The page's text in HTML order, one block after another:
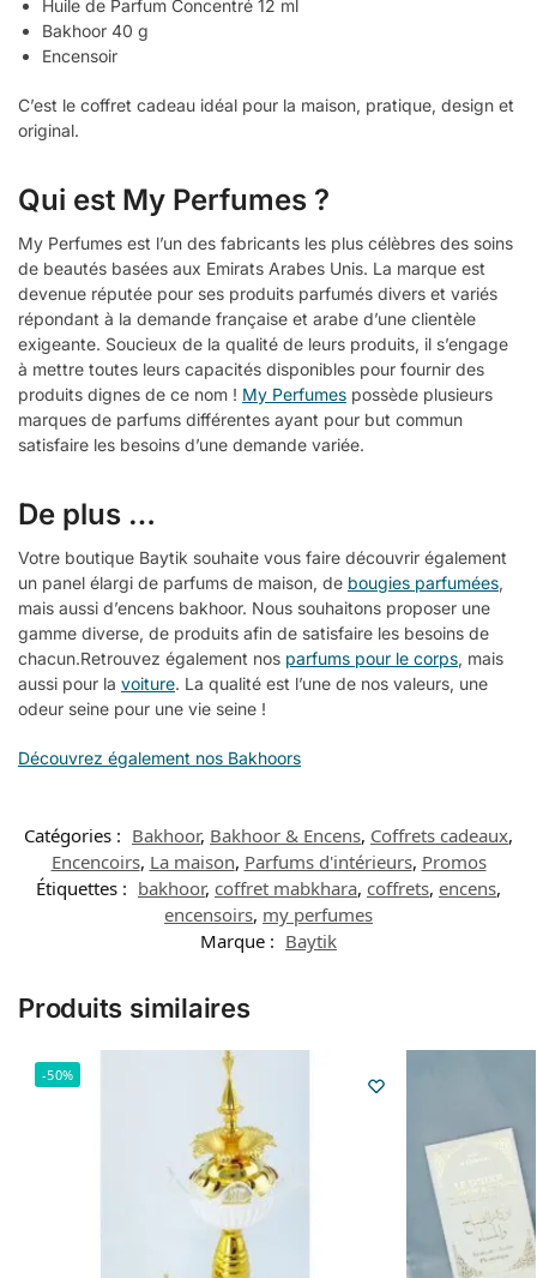
Huile de Parfum Concentré 12 ml
Bakhoor 40 g
Encensoir
C’est le coffret cadeau idéal pour la maison, pratique, design et
original.
Qui est My Perfumes ?
My Perfumes est l’un des fabricants les plus célèbres des soins
de beautés basées aux Emirats Arabes Unis. La marque est
devenue réputée pour ses produits parfumés divers et variés
répondant à la demande française et arabe d’une clientèle
exigeante. Soucieux de la qualité de leurs produits, il s’engage
à mettre toutes leurs capacités disponibles pour fournir des
produits dignes de ce nom ! My Perfumes possède plusieurs
marques de parfums différentes ayant pour but commun
satisfaire les besoins d’une demande variée.
De plus …
Votre boutique Baytik souhaite vous faire découvrir également
un panel élargi de parfums de maison, de bougies parfumées,
mais aussi d’encens bakhoor. Nous souhaitons proposer une
gamme diverse, de produits afin de satisfaire les besoins de
chacun.Retrouvez également nos parfums pour le corps, mais
aussi pour la voiture. La qualité est l’une de nos valeurs, une
odeur seine pour une vie seine !
Découvrez également nos Bakhoors
Catégories : Bakhoor, Bakhoor & Encens, Coffrets cadeaux,
Encencoirs, La maison, Parfums d'intérieurs, Promos
Étiquettes : bakhoor, coffret mabkhara, coffrets, encens,
encensoirs, my perfumes
Marque : Baytik
Produits similaires
-50%